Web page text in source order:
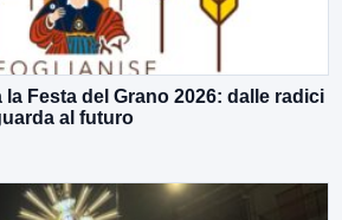
Festa del Grano 2026: dalle radici
al futuro